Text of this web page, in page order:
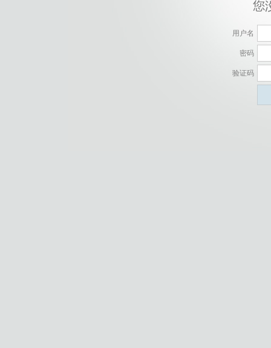
用户名
密码
验证码